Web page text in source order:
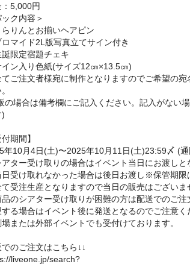
5,000円
ック内容＞
らりんとお揃いヘアピン
ロマイド2L版写真立てサイン付き
誕限定宿題チェキ
イン入り色紙(サイズ12㎝×13.5㎝)
ご注文者様宛に制作となりますのでご希望の
の場合は備考欄にご記入ください。記入がない
)
付期間】
年10月4日(土)〜2025年10月11日(土)23:59〆 (
ター受け取りの場合はイベント当日にお渡しと
受け取れなかった場合は後日お渡し※保管期限
受注生産となりますので当日の販売はございま
のシアター受け取りが困難の方は配送でのご
する場合はイベント後に発送となるのでご注意く
または外部イベントでも受付けております。
のご注文はこちら↓↓
liveone.jp/search?